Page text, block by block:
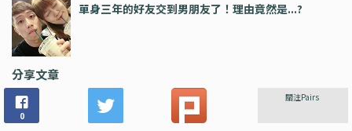
單身三年的好友交到男朋友了！理由竟然是...?
分享文章
0
關注Pairs